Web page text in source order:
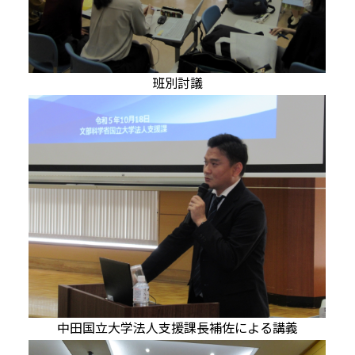
班別討議
中田国立大学法人支援課長補佐による講義